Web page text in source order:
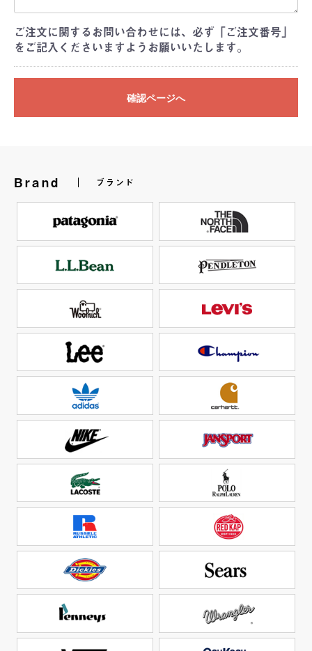
ご注文に関するお問い合わせには、必ず「ご注文番号」
をご記入くださいますようお願いいたします。
確認ページへ
Brand ブランド